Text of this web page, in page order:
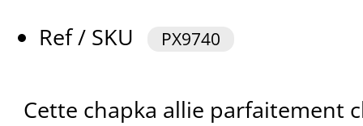
Ref / SKU
PX9740
Cette chapka allie parfaitement